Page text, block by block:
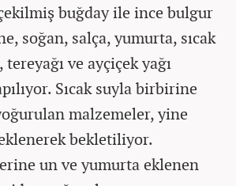
buğday ile ince bulgur
soğan, salça, yumurta, sıcak
ve ayçiçek yağı
Sıcak suyla birbirine
malzemeler, yine
bekletiliyor.
un ve yumurta eklenen